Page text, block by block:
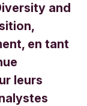
and
en tant
leurs